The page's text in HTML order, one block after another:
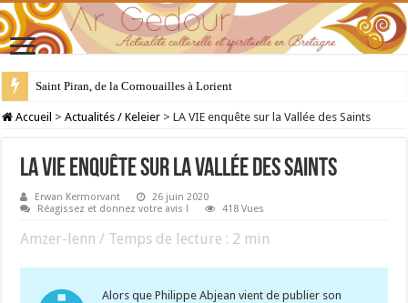
Saint Piran, de la Cornouailles à Lorient
28 juillet : Saint Samson de Dol, père de la Bretagne chrétienne
Accueil > Actualités / Keleier > LA VIE enquête sur la Vallée des Saints
LA VIE enquête sur la Vallée des Saints
Erwan Kermorvant
26 juin 2020
Réagissez et donnez votre avis !
418 Vues
Amzer-lenn / Temps de lecture : 2 min
Alors que Philippe Abjean vient de publier son